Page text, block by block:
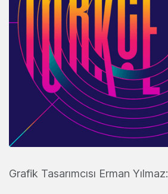
Grafik Tasarımcısı Erman Yılmaz: